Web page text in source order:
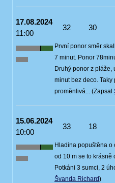
17.08.2024
11:00
32 30
První ponor směr
7 minut. Ponor
Druhý ponor z pláže,
minut bez deco.
proměnlivá... (Zapsal
15.06.2024
10:00
33 18
Hladina popuštěna o
od 10 m se to krásně
Potkáni 3 sumci, 2
Švanda Richard)